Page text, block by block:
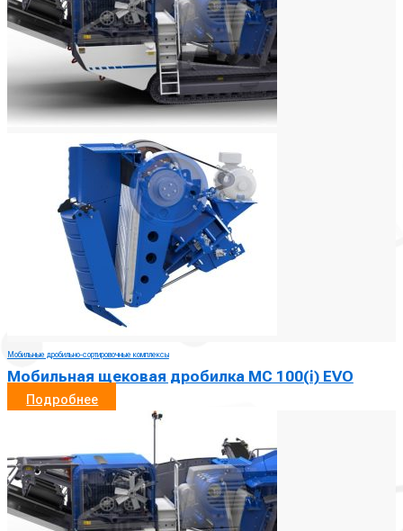
Мобильные дробильно-сортировочные комплексы
Мобильная щековая дробилка MC 100(i) EVO
Подробнее